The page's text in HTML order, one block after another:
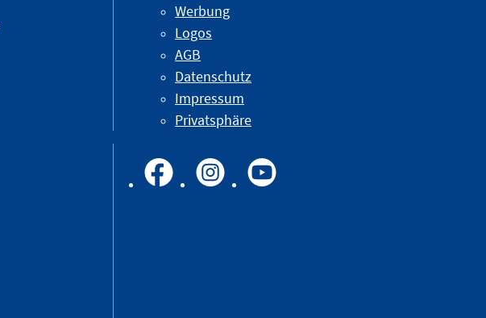
Werbung
Logos
AGB
Datenschutz
Impressum
Privatsphäre